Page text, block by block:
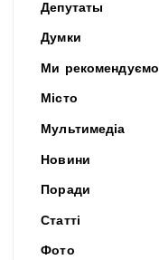
Депутаты
Думки
Ми рекомендуємо
Місто
Мультимедіа
Новини
Поради
Статті
Фото